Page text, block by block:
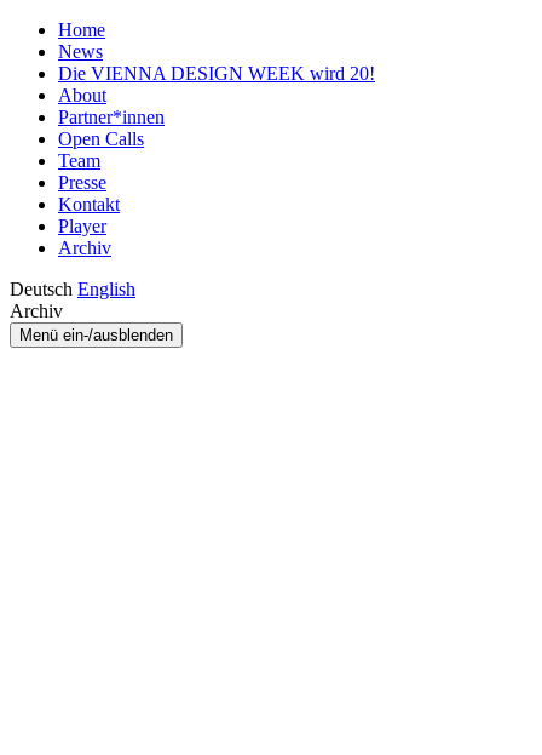
Home
News
Die VIENNA DESIGN WEEK wird 20!
About
Partner*innen
Open Calls
Team
Presse
Kontakt
Player
Archiv
Deutsch English
Archiv
Menü ein-/ausblenden